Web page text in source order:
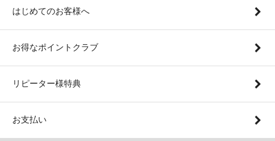
はじめてのお客様へ
お得なポイントクラブ
リピーター様特典
お支払い